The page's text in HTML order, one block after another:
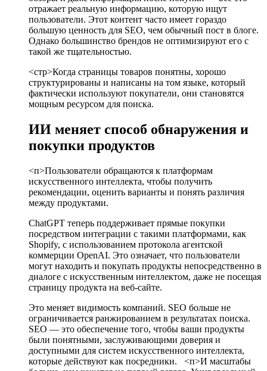
отражает реальную информацию, которую ищут
пользователи. Этот контент часто имеет гораздо
большую ценность для SEO, чем обычный пост в блоге.
Однако большинство брендов не оптимизируют его с
такой же тщательностью.
<стр>Когда страницы товаров понятны, хорошо
структурированы и написаны на том языке, который
фактически используют покупатели, они становятся
мощным ресурсом для поиска.
ИИ меняет способ обнаружения и
покупки продуктов
<п>Пользователи обращаются к платформам
искусственного интеллекта, чтобы получить
рекомендации, оценить варианты и понять различия
между продуктами.
ChatGPT теперь поддерживает прямые покупки
посредством интеграции с такими платформами, как
Shopify, с использованием протокола агентской
коммерции OpenAI. Это означает, что пользователи
могут находить и покупать продукты непосредственно в
диалоге с искусственным интеллектом, даже не посещая
страницу продукта на веб-сайте.
Это меняет видимость компаний. SEO больше не
ограничивается ранжированием в результатах поиска.
SEO — это обеспечение того, чтобы ваши продукты
были понятными, заслуживающими доверия и
доступными для систем искусственного интеллекта,
которые действуют как посредники.
<п>И масштабы